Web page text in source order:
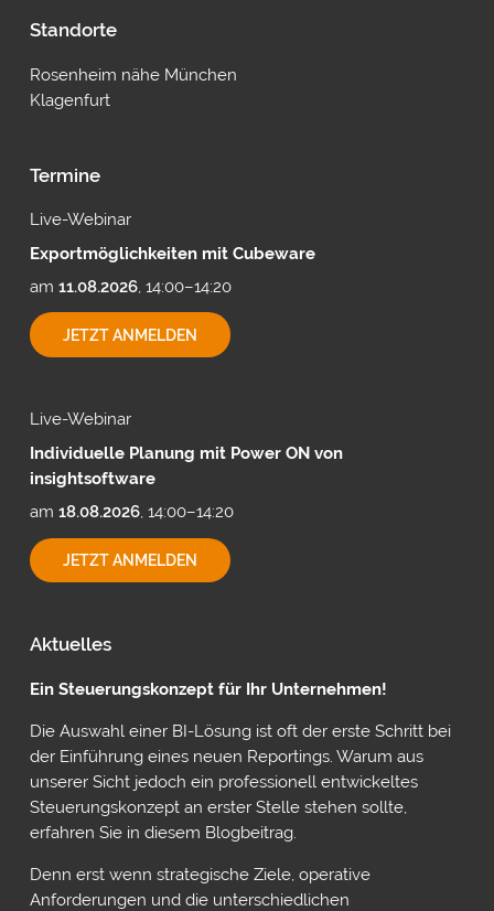
Standorte
Rosenheim nähe München
Klagenfurt
Termine
Live-Webinar
Exportmöglichkeiten mit Cubeware
am 11.08.2026, 14:00–14:20
JETZT ANMELDENEXPORTMÖGLICHKEITEN
MIT
Live-Webinar
Individuelle Planung mit Power ON von
insightsoftware
am 18.08.2026, 14:00–14:20
JETZT ANMELDENINDIVIDUELLE
PLANUNG
Aktuelles
Ein Steuerungskonzept für Ihr Unternehmen!
Die Auswahl einer BI-Lösung ist oft der erste Schritt bei
der Einführung eines neuen Reportings. Warum aus
unserer Sicht jedoch ein professionell entwickeltes
Steuerungskonzept an erster Stelle stehen sollte,
erfahren Sie in diesem Blogbeitrag.
Denn erst wenn strategische Ziele, operative
Anforderungen und die unterschiedlichen